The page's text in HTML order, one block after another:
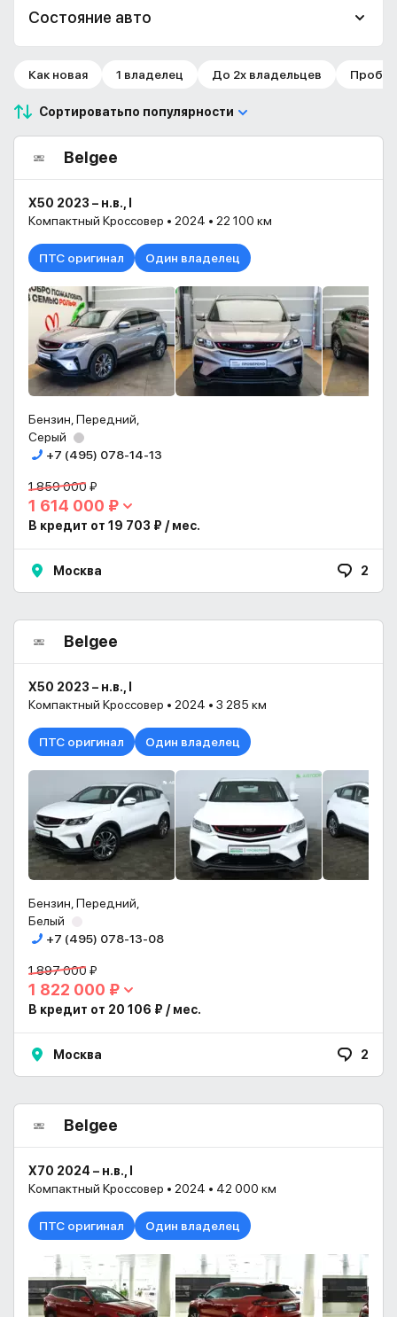
Состояние авто
Как новая 1 владелец До 2х владельцев
Сортироватьпо популярности
Belgee
X50 2023 – н.в., I
Компактный Кроссовер • 2024 • 22 100 км
ПТС оригинал Один владелец
Бензин, Передний,
Серый
+7 (495) 078-14-13
1 859 000 ₽
1 614 000 ₽
В кредит от 19 703 ₽ / мес.
Москва 2
Belgee
X50 2023 – н.в., I
Компактный Кроссовер • 2024 • 3 285 км
ПТС оригинал Один владелец
Бензин, Передний,
Белый
+7 (495) 078-13-08
1 897 000 ₽
1 822 000 ₽
В кредит от 20 106 ₽ / мес.
Москва 2
Belgee
X70 2024 – н.в., I
Компактный Кроссовер • 2024 • 42 000 км
ПТС оригинал Один владелец